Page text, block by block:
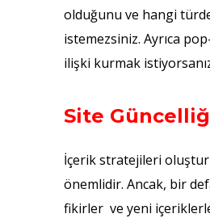
olduğunu ve hangi
istemezsiniz. Ayrıca
ilişki kurmak
Site
İçerik stratejileri
önemlidir. Ancak, bir
fikirler ve yeni